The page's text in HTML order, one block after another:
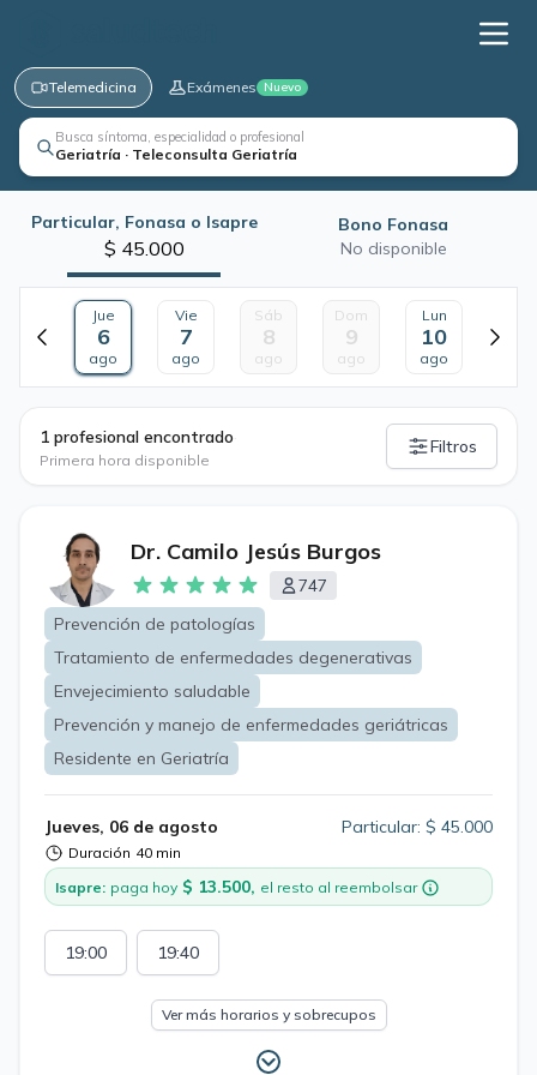
Telemedicina Exámenes Nuevo
Busca síntoma, especialidad o profesional
Geriatría · Teleconsulta Geriatría
Particular, Fonasa o Isapre
$ 45.000
Bono Fonasa
No disponible
Jue
6
ago
Vie
7
ago
Sáb
8
ago
Dom
9
ago
Lun
10
ago
1 profesional encontrado
Primera hora disponible
Filtros
Dr. Camilo Jesús Burgos
747
Prevención de patologías
Tratamiento de enfermedades degenerativas
Envejecimiento saludable
Prevención y manejo de enfermedades geriátricas
Residente en Geriatría
Jueves, 06 de agosto
Duración 40 min
Particular: $ 45.000
Isapre: paga hoy $ 13.500, el resto al reembolsar
19:00 19:40
Ver más horarios y sobrecupos